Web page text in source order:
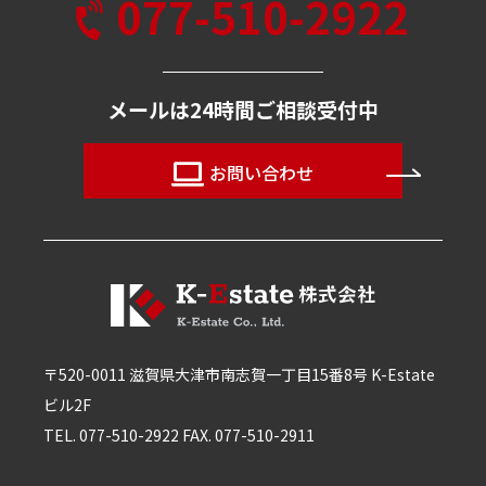
077-510-2922
メールは24時間ご相談受付中
お問い合わせ
〒520-0011 滋賀県大津市南志賀一丁目15番8号 K-Estate
ビル2F
TEL. 077-510-2922 FAX. 077-510-2911